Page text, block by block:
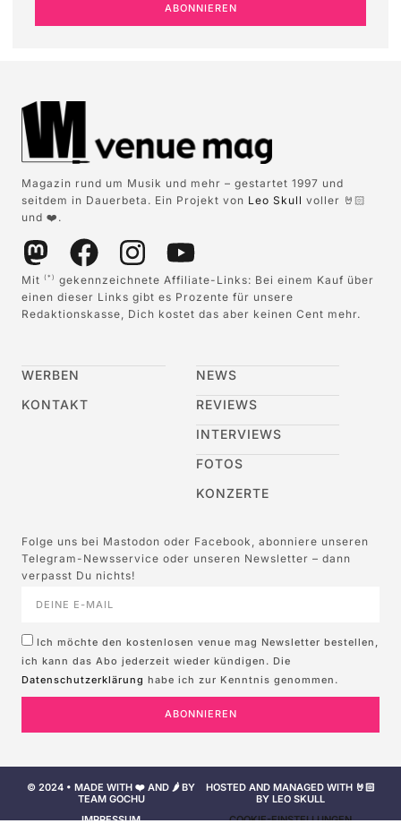
ABONNIEREN
Magazin rund um Musik und mehr – gestartet 1997 und
seitdem in Dauerbeta. Ein Projekt von Leo Skull voller 🤘🏻
und ❤️.
Mit (*)
gekennzeichnete Affiliate-Links: Bei einem Kauf über
einen dieser Links gibt es Prozente für unsere
Redaktionskasse, Dich kostet das aber keinen Cent mehr.
WERBEN
KONTAKT
NEWS
REVIEWS
INTERVIEWS
FOTOS
KONZERTE
Folge uns bei Mastodon oder Facebook, abonniere unseren
Telegram-Newsservice oder unseren Newsletter – dann
verpasst Du nichts!
Ich möchte den kostenlosen venue mag Newsletter bestellen,
ich kann das Abo jederzeit wieder kündigen. Die
Datenschutzerklärung habe ich zur Kenntnis genommen.
ABONNIEREN
© 2024 • MADE WITH ❤️ AND 🌶️ BY
TEAM GOCHU
HOSTED AND MANAGED WITH 🤘🏻
BY LEO SKULL
IMPRESSUM
COOKIE-EINSTELLUNGEN